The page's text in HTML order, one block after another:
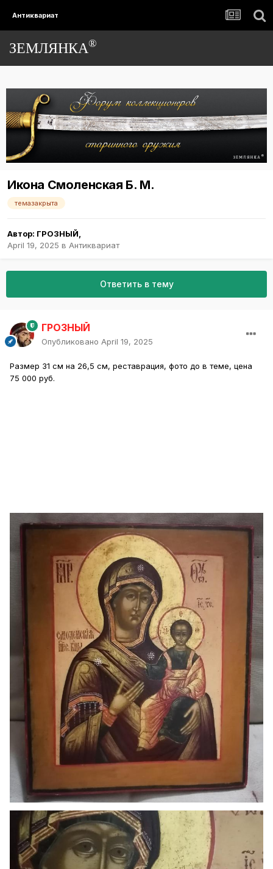
Антиквариат
ЗЕМЛЯНКА®
Икона Смоленская Б. М.
темазакрыта
Автор: ГРОЗНЫЙ
April 19, 2025 в Антиквариат
Ответить в тему
ГРОЗНЫЙ
Опубликовано April 19, 2025
Размер 31 см на 26,5 см, реставрация, фото до в теме, цена
75 000 руб.